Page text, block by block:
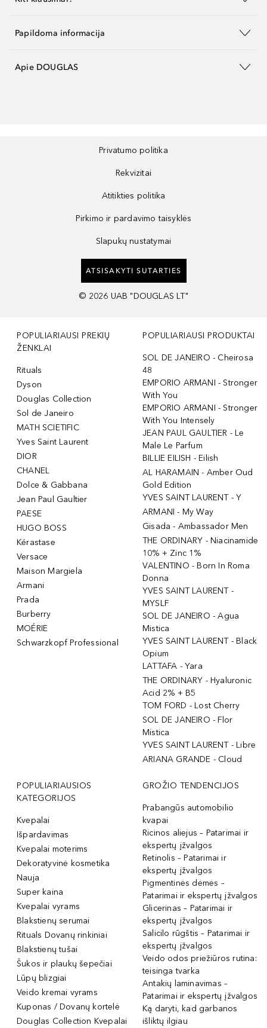
Papildoma informacija
Apie DOUGLAS
Privatumo politika
Rekvizitai
Atitikties politika
Pirkimo ir pardavimo taisyklės
Slapukų nustatymai
ATSISAKYTI SUTARTIES
© 2026 UAB "DOUGLAS LT"
POPULIARIAUSI PREKIŲ
ŽENKLAI
Rituals
Dyson
Douglas Collection
Sol de Janeiro
MATH SCIETIFIC
Yves Saint Laurent
DIOR
CHANEL
Dolce & Gabbana
Jean Paul Gaultier
PAESE
HUGO BOSS
Kérastase
Versace
Maison Margiela
Armani
Prada
Burberry
MOÉRIE
Schwarzkopf Professional
POPULIARIAUSI PRODUKTAI
SOL DE JANEIRO - Cheirosa
48
EMPORIO ARMANI - Stronger
With You
EMPORIO ARMANI - Stronger
With You Intensely
JEAN PAUL GAULTIER - Le
Male Le Parfum
BILLIE EILISH - Eilish
AL HARAMAIN - Amber Oud
Gold Edition
YVES SAINT LAURENT - Y
ARMANI - My Way
Gisada - Ambassador Men
THE ORDINARY - Niacinamide
10% + Zinc 1%
VALENTINO - Born In Roma
Donna
YVES SAINT LAURENT -
MYSLF
SOL DE JANEIRO - Agua
Mistica
YVES SAINT LAURENT - Black
Opium
LATTAFA - Yara
THE ORDINARY - Hyaluronic
Acid 2% + B5
TOM FORD - Lost Cherry
SOL DE JANEIRO - Flor
Mistica
YVES SAINT LAURENT - Libre
ARIANA GRANDE - Cloud
POPULIARIAUSIOS
KATEGORIJOS
Kvepalai
Išpardavimas
Kvepalai moterims
Dekoratyvinė kosmetika
Nauja
Super kaina
Kvepalai vyrams
Blakstienų serumai
Rituals Dovanų rinkiniai
Blakstienų tušai
Šukos ir plaukų šepečiai
Lūpų blizgiai
Veido kremai vyrams
Kuponas / Dovanų kortelė
Douglas Collection Kvepalai
GROŽIO TENDENCIJOS
Prabangūs automobilio
kvapai
Ricinos aliejus – Patarimai ir
ekspertų įžvalgos
Retinolis – Patarimai ir
ekspertų įžvalgos
Pigmentinės dėmės –
Patarimai ir ekspertų įžvalgos
Glicerinas – Patarimai ir
ekspertų įžvalgos
Salicilo rūgštis – Patarimai ir
ekspertų įžvalgos
Veido odos priežiūros rutina:
teisinga tvarka
Antakių laminavimas –
Patarimai ir ekspertų įžvalgos
Ką daryti, kad garbanos
išliktų ilgiau